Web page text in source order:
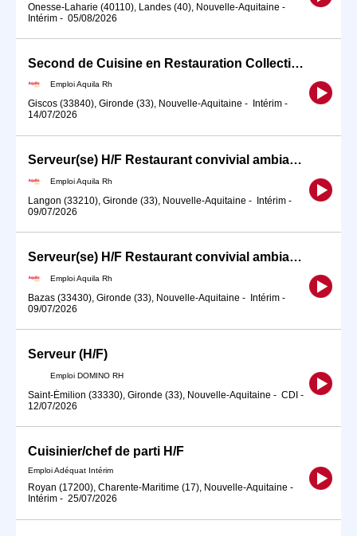
Onesse-Laharie (40110), Landes (40), Nouvelle-Aquitaine -
Intérim - 05/08/2026
Second de Cuisine en Restauration Collective (H/F)
Emploi Aquila Rh
Giscos (33840), Gironde (33), Nouvelle-Aquitaine - Intérim -
14/07/2026
Serveur(se) H/F Restaurant convivial ambiance dynamique
Emploi Aquila Rh
Langon (33210), Gironde (33), Nouvelle-Aquitaine - Intérim -
09/07/2026
Serveur(se) H/F Restaurant convivial ambiance dynamique
Emploi Aquila Rh
Bazas (33430), Gironde (33), Nouvelle-Aquitaine - Intérim -
09/07/2026
Serveur (H/F)
Emploi DOMINO RH
Saint-Émilion (33330), Gironde (33), Nouvelle-Aquitaine - CDI -
12/07/2026
Cuisinier/chef de parti H/F
Emploi Adéquat Intérim
Royan (17200), Charente-Maritime (17), Nouvelle-Aquitaine -
Intérim - 25/07/2026